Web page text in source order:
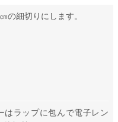
の細切りにします。
はラップに包んで電子レン